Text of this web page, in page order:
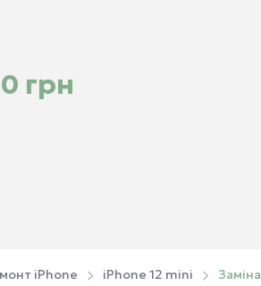
грн
iPhone iPhone 12 mini